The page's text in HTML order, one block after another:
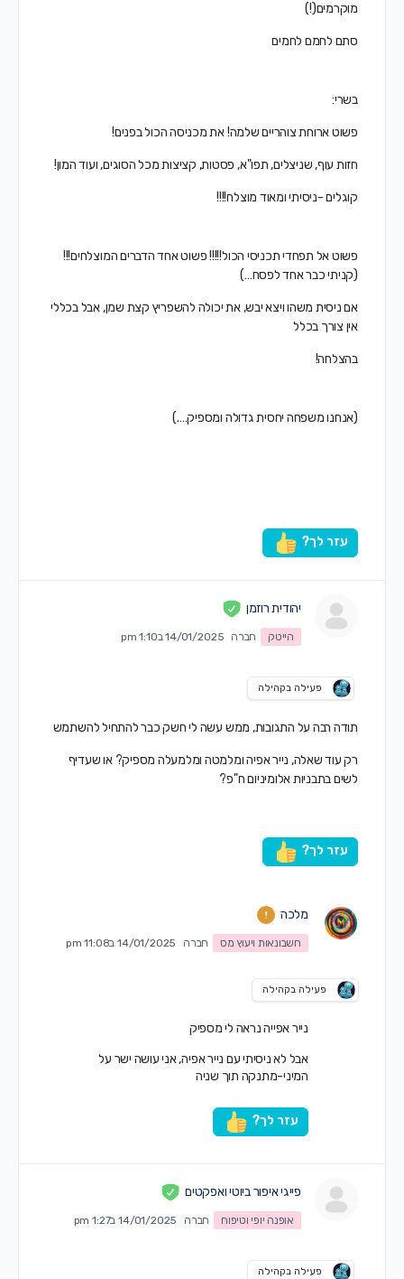
מוקרמים(!)
סתם לחמם לחמים
בשרי:
פשוט ארוחת צוהריים שלמה! את מכניסה הכול בפנים!
חזות עוף, שניצלים, תפו"א, פסטות, קציצות מכל הסוגים, ועוד המון!
קוגלים -ניסיתי ומאוד מוצלח!!!!
פשוט אל תפחדי תכניסי הכול!!!!! פשוט אחד הדברים המוצלחים!!!
(קניתי כבר אחד לפסח…)
אם ניסית משהו ויצא יבש, את יכולה להשפריץ קצת שמן, אבל בכללי
אין צורך בכלל
בהצלחה!
(אנחנו משפחה יחסית גדולה ומספיק….)
עזר לך?
יהודית רוזמן
הייטק חברה 14/01/2025 ב1:10 pm
פעילה בקהילה
תודה רבה על התגובות, ממש עשה לי חשק כבר להתחיל להשתמש
רק עוד שאלה, נייר אפיה ומלמטה ומלמעלה מספיק? או שעדיף
לשים בתבניות אלומיניום ח"פ?
עזר לך?
מלכה
חשבונאות ויעוץ מס חברה 14/01/2025 ב11:08 pm
פעילה בקהילה
נייר אפייה נראה לי מספיק
אבל לא ניסיתי עם נייר אפיה, אני עושה ישר על
המיני-מתנקה תוך שניה
עזר לך?
פייגי איפור ביוטי ואפקטים
אופנה יופי וטיפוח חברה 14/01/2025 ב1:27 pm
פעילה בקהילה